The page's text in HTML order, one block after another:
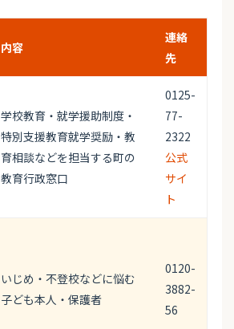
内容
連絡
先
学校教育・就学援助制度・
特別支援教育就学奨励・教
育相談などを担当する町の
教育行政窓口
0125-
77-
2322
公式
サイ
ト
いじめ・不登校などに悩む
子ども本人・保護者
0120-
3882-
56